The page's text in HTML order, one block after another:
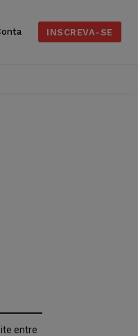
INSCREVA-SE
entre